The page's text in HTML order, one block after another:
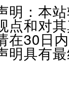
明：本
点和对
在30日
明具有